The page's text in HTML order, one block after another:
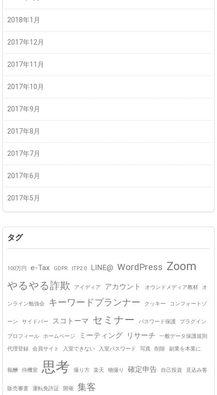
2018年1月
2017年12月
2017年11月
2017年10月
2017年9月
2017年8月
2017年7月
2017年6月
2017年5月
タグ
100万円 e-Tax GDPR ITP2.0 LINE@ WordPress Zoom
やるやる詐欺 アイディア アカウント オウンドメディア教材 オ
ンライン勉強会 キーワードプランナー クッキー コンフォートゾ
ーン サイドバー スコトーマ セミナー パスワード保護 プラグイン
プロフィール ホームページ ミーティング リサーチ
一般データ保護規則
代理登録
会員サイト 入室できない 入室パスワード 写真 削除 副業を本業に
報酬 待機室 思考 撮り方 楽天 物撮り 確定申告 自己投資 見込み客
販売審査 運転免許証 開催 集客